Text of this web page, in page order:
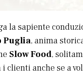
la sapiente
Puglia, anima
Slow Food,
clienti anche se a